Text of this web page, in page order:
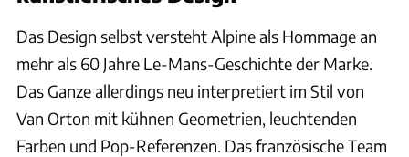
Das Design selbst versteht Alpine als Hommage an
mehr als 60 Jahre Le-Mans-Geschichte der Marke.
Das Ganze allerdings neu interpretiert im Stil von
Van Orton mit kühnen Geometrien, leuchtenden
Farben und Pop-Referenzen. Das französische Team